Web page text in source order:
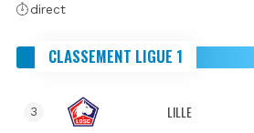
direct
CLASSEMENT LIGUE 1
3 LILLE